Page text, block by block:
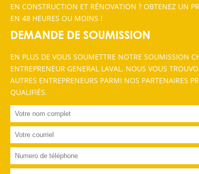
EN CONSTRUCTION ET RÉNOVATION ? OBTENEZ UN
EN 48 HEURES OU MOINS !
DEMANDE DE SOUMISSION
EN PLUS DE VOUS SOUMETTRE NOTRE SOUMISSION
ENTREPRENEUR GENERAL LAVAL, NOUS VOUS
AUTRES ENTREPRENEURS PARMI NOS PARTENAIRES
QUALIFIÉS.